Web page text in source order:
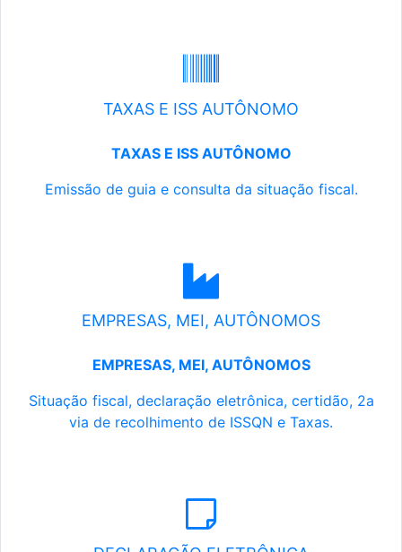
TAXAS E ISS AUTÔNOMO
TAXAS E ISS AUTÔNOMO
Emissão de guia e consulta da situação fiscal.
EMPRESAS, MEI, AUTÔNOMOS
EMPRESAS, MEI, AUTÔNOMOS
Situação fiscal, declaração eletrônica, certidão, 2a
via de recolhimento de ISSQN e Taxas.